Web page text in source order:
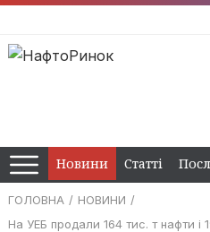
Новини Статті
ГОЛОВНА
НОВИНИ
На УЕБ продали 164 тис. т нафти і